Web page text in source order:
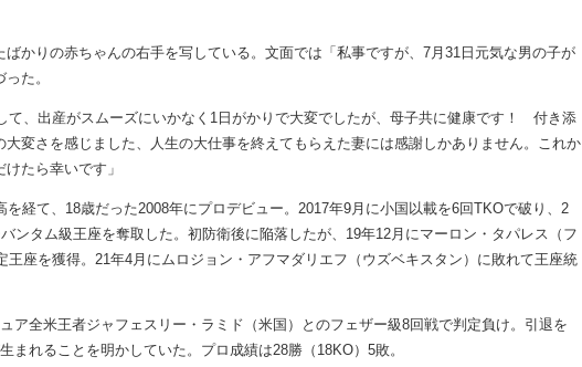
かりの赤ちゃんの右手を写している。文面では「私事ですが、7月31日元気な男の子が
た。
て、出産がスムーズにいかなく1日がかりで大変でしたが、母子共に健康です！ 付き添
変さを感じました、人生の大仕事を終えてもらえた妻には感謝しかありません。これか
たら幸いです」
経て、18歳だった2008年にプロデビュー。2017年9月に小国以載を6回TKOで破り、2
ンタム級王座を奪取した。初防衛後に陥落したが、19年12月にマーロン・タパレス（フ
王座を獲得。21年4月にムロジョン・アフマダリエフ（ウズベキスタン）に敗れて王座統
ア全米王者ジャフェスリー・ラミド（米国）とのフェザー級8回戦で判定負け。引退を
まれることを明かしていた。プロ成績は28勝（18KO）5敗。